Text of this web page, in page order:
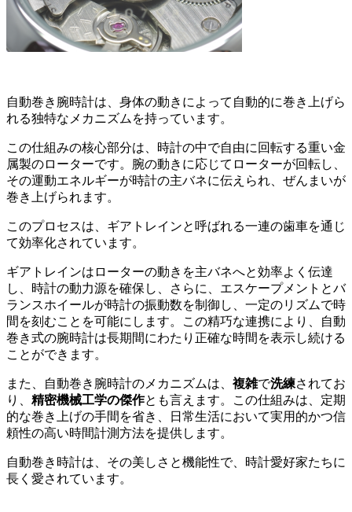
自動巻き腕時計は、身体の動きによって自動的に巻き上げら
れる独特なメカニズムを持っています。
この仕組みの核心部分は、時計の中で自由に回転する重い金
属製のローターです。腕の動きに応じてローターが回転し、
その運動エネルギーが時計の主バネに伝えられ、ぜんまいが
巻き上げられます。
このプロセスは、ギアトレインと呼ばれる一連の歯車を通じ
て効率化されています。
ギアトレインはローターの動きを主バネへと効率よく伝達
し、時計の動力源を確保し、さらに、エスケープメントとバ
ランスホイールが時計の振動数を制御し、一定のリズムで時
間を刻むことを可能にします。この精巧な連携により、自動
巻き式の腕時計は長期間にわたり正確な時間を表示し続ける
ことができます。
また、自動巻き腕時計のメカニズムは、 複雑で洗練されてお
り、 精密機械工学の傑作とも言えます。この仕組みは、定期
的な巻き上げの手間を省き、日常生活において実用的かつ信
頼性の高い時間計測方法を提供します。
自動巻き時計は、その美しさと機能性で、時計愛好家たちに
長く愛されています。